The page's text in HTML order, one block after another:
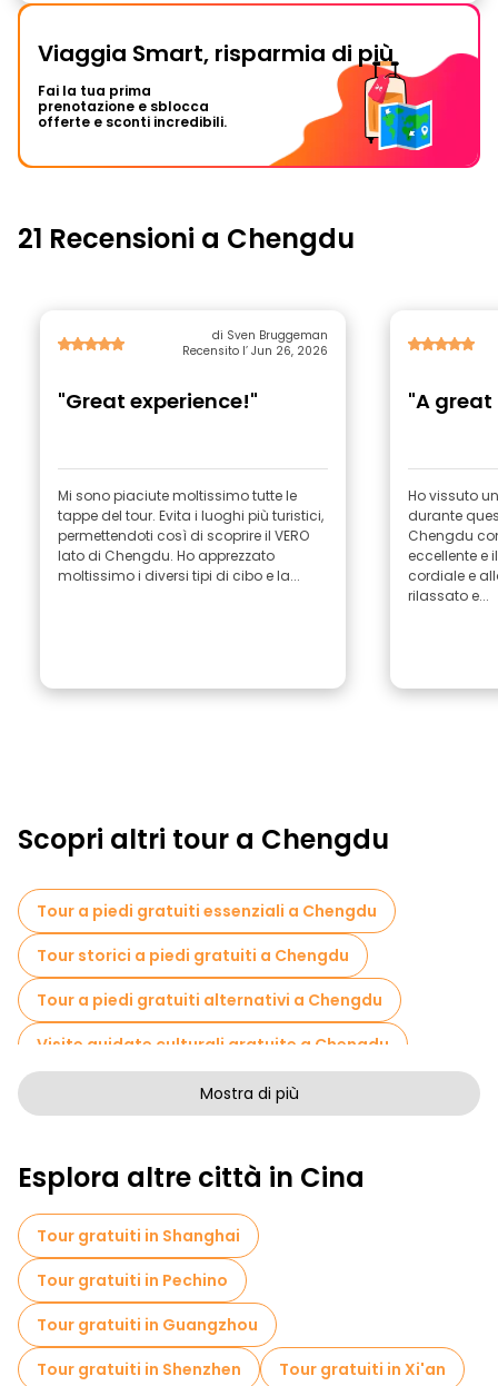
Viaggia Smart, risparmia di più
Fai la tua prima
prenotazione e sblocca
offerte e sconti incredibili.
21 Recensioni a Chengdu
di Sven Bruggeman
Recensito l’ Jun 26, 2026
"Great experience!"
Mi sono piaciute moltissimo tutte le
tappe del tour. Evita i luoghi più turistici,
permettendoti così di scoprire il VERO
lato di Chengdu. Ho apprezzato
moltissimo i diversi tipi di cibo e la...
"A
Ho vissuto
durante
Chengdu
eccellente e
cordiale e
rilassato e...
Scopri altri tour a Chengdu
Tour a piedi gratuiti essenziali a Chengdu
Tour storici a piedi gratuiti a Chengdu
Tour a piedi gratuiti alternativi a Chengdu
Visite guidate culturali gratuite a Chengdu
Tour a piedi senza arte a Chengdu
Pub Crawl tour a Chengdu
Biglietti "salta fila" in Chengdu
Musei in Chengdu
Visite al mercato in Chengdu
Tour di degustazione locali in Chengdu
Gite giornaliere gratuite a Chengdu
Mostra di più
Esplora altre città in Cina
Tour gratuiti in Shanghai
Tour gratuiti in Pechino
Tour gratuiti in Guangzhou
Tour gratuiti in Shenzhen
Tour gratuiti in Xi'an